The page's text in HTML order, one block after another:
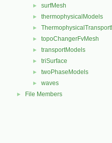
► surfMesh
► thermophysicalModels
►
► topoChangerFvMesh
► transportModels
► triSurface
► twoPhaseModels
► waves
► File Members